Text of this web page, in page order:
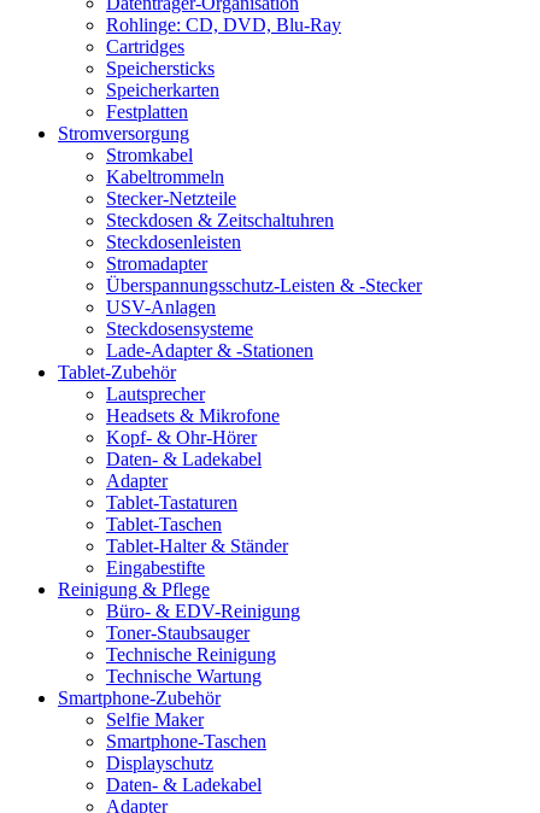
Rohlinge: CD, DVD, Blu-Ray
Cartridges
Speichersticks
Speicherkarten
Festplatten
Stromversorgung
Stromkabel
Kabeltrommeln
Stecker-Netzteile
Steckdosen & Zeitschaltuhren
Steckdosenleisten
Stromadapter
Überspannungsschutz-Leisten & -Stecker
USV-Anlagen
Steckdosensysteme
Lade-Adapter & -Stationen
Tablet-Zubehör
Lautsprecher
Headsets & Mikrofone
Kopf- & Ohr-Hörer
Daten- & Ladekabel
Adapter
Tablet-Tastaturen
Tablet-Taschen
Tablet-Halter & Ständer
Eingabestifte
Reinigung & Pflege
Büro- & EDV-Reinigung
Toner-Staubsauger
Technische Reinigung
Technische Wartung
Smartphone-Zubehör
Selfie Maker
Smartphone-Taschen
Displayschutz
Daten- & Ladekabel
Adapter